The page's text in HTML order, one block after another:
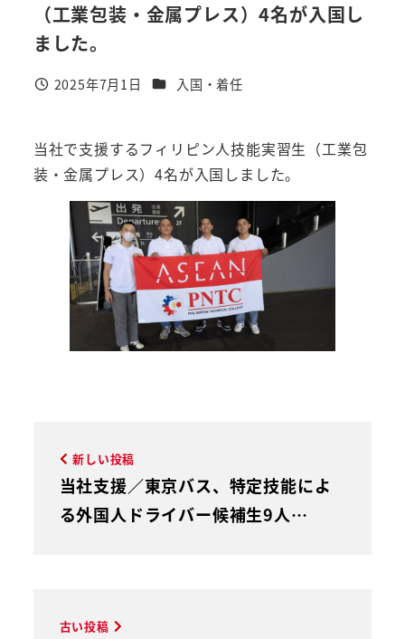
（工業包装・金属プレス）4名が入国し
ました。
投稿日
2025年7月1日 カテゴリー
入国・着任
当社で支援するフィリピン人技能実習生（工業包
装・金属プレス）4名が入国しました。
古い投稿
新しい投稿
当社支援／東京バス、特定技能によ
る外国人ドライバー候補生9人…